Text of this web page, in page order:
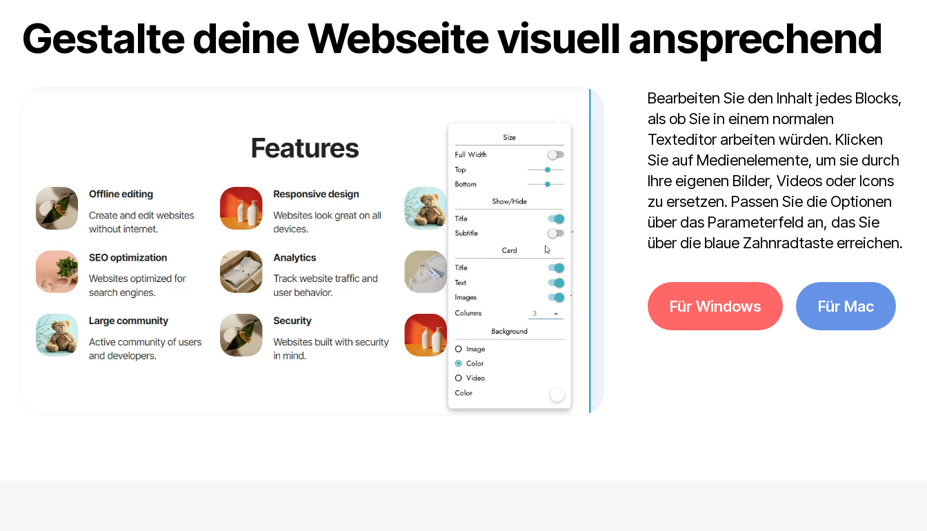
Gestalte deine Webseite visuell ansprechend
Bearbeiten Sie den Inhalt jedes Blocks,
als ob Sie in einem normalen
Texteditor arbeiten würden. Klicken
Sie auf Medienelemente, um sie durch
Ihre eigenen Bilder, Videos oder Icons
zu ersetzen. Passen Sie die Optionen
über das Parameterfeld an, das Sie
über die blaue Zahnradtaste erreichen.
Für Windows Für Mac